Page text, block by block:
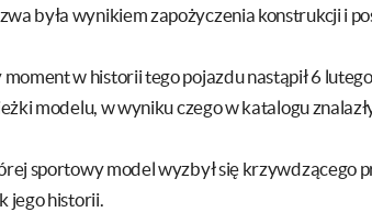
była wynikiem zapożyczenia konstrukcji i
moment w historii tego pojazdu nastąpił 6
modelu, w wyniku czego w katalogu
sportowy model wyzbył się krzywdzącego
jego historii.